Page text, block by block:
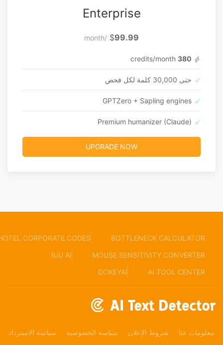
Enterprise
$99.99
/month
380
credits/month
حتى 30,000 كلمة لكل فحص
UPGRADE NOW
BOTTLENECK CALCULATOR
HOTEL CORPORATE CODES
MOUSE SENSITIVITY CONVERTER
IUU AI
AI TOOL CENTER
DOKEYAI
عنا شروط الإعلان سياسة الخصوصية
سياسة الاسترداد